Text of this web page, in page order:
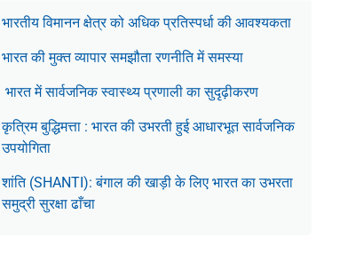
भारतीय विमानन क्षेत्र को अधिक प्रतिस्पर्धा की आवश्यकता
भारत की मुक्त व्यापार समझौता रणनीति में समस्या
भारत में सार्वजनिक स्वास्थ्य प्रणाली का सुदृढ़ीकरण
कृत्रिम बुद्धिमत्ता : भारत की उभरती हुई आधारभूत सार्वजनिक
उपयोगिता
शांति (SHANTI): बंगाल की खाड़ी के लिए भारत का उभरता
समुद्री सुरक्षा ढाँचा